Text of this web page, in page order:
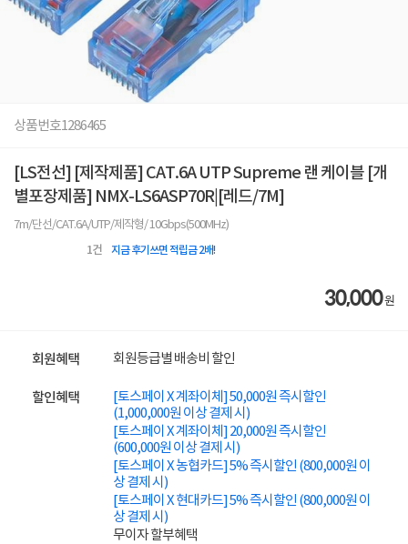
상품번호1286465
[LS전선] [제작제품] CAT.6A UTP Supreme 랜 케이블 [개
별포장제품] NMX-LS6ASP70R|[레드/7M]
7m/단선/CAT.6A/UTP/제작형/ 10Gbps(500MHz)
1건 지금 후기쓰면 적립금 2배!
30,000원
회원혜택 회원등급별 배송비 할인
할인혜택
[토스페이 X 계좌이체] 50,000원 즉시할인
(1,000,000원 이상 결제 시)
[토스페이 X 계좌이체] 20,000원 즉시할인
(600,000원 이상 결제 시)
[토스페이 X 농협카드] 5% 즉시할인 (800,000원 이
상 결제 시)
[토스페이 X 현대카드] 5% 즉시할인 (800,000원 이
상 결제 시)
무이자 할부혜택